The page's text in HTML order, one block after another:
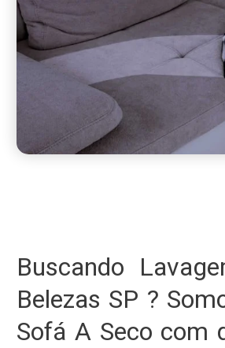
Buscando
Belezas SP ?
Sofá A Seco com